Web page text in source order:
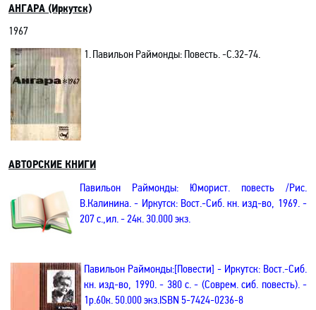
АНГАРА (Иркутск)
1967
1.Павильон Раймонды: Повесть. -C.32-74.
АВТОРСКИЕ КНИГИ
Павильон Раймонды: Юморист. повесть /Рис.
В.Калинина. - Иркутск: Вост.-Сиб. кн. изд-во, 1969. -
207 с.,ил. - 24к. 30.000 экз.
Павильон Раймонды:[Повести] - Иркутск: Вост.-Сиб.
кн. изд-во, 1990. - 380 с. - (Соврем. сиб. повесть). -
1р.60к. 50.000 экз.ISBN 5-7424-0236-8